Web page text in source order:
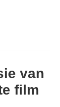
van
film